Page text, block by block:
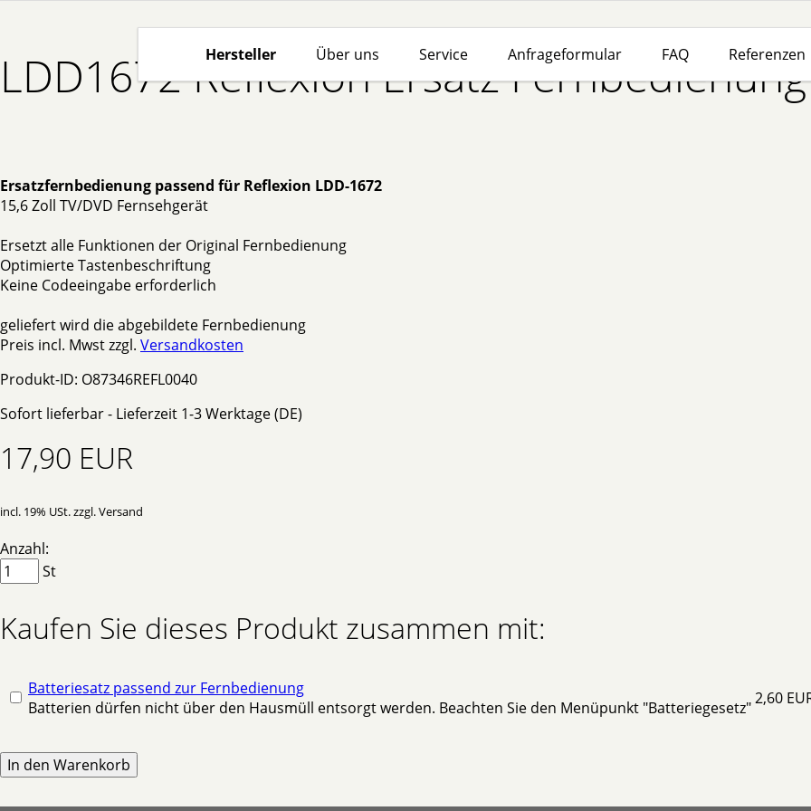
Hersteller Über uns Service Anfrageformular FAQ Referenzen
LDD1672 Reflexion Ersatz Fernbedienung
Ersatzfernbedienung passend für Reflexion LDD-1672
15,6 Zoll TV/DVD Fernsehgerät
Ersetzt alle Funktionen der Original Fernbedienung
Optimierte Tastenbeschriftung
Keine Codeeingabe erforderlich
geliefert wird die abgebildete Fernbedienung
Preis incl. Mwst zzgl. Versandkosten
Produkt-ID: O87346REFL0040
Sofort lieferbar - Lieferzeit 1-3 Werktage (DE)
17,90 EUR
incl. 19% USt. zzgl. Versand
Anzahl:
St
Kaufen Sie dieses Produkt zusammen mit:
Batteriesatz passend zur Fernbedienung
Batterien dürfen nicht über den Hausmüll entsorgt werden. Beachten Sie den Menüpunkt "Batteriegesetz"2,60
In den Warenkorb